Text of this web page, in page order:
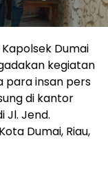
Kapolsek Dumai
kegiatan
para insan pers
di kantor
Jl. Jend.
Dumai, Riau,